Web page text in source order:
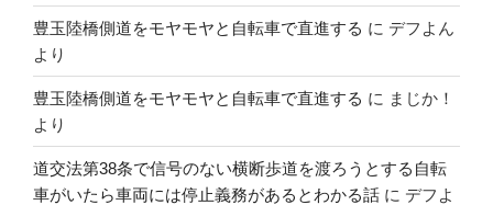
豊玉陸橋側道をモヤモヤと自転車で直進する に デフよん
より
豊玉陸橋側道をモヤモヤと自転車で直進する に まじか！
より
道交法第38条で信号のない横断歩道を渡ろうとする自転
車がいたら車両には停止義務があるとわかる話 に デフよ